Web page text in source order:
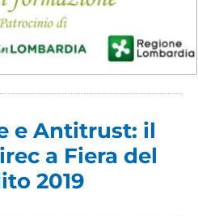
e Antitrust: il
a Fiera del
2019